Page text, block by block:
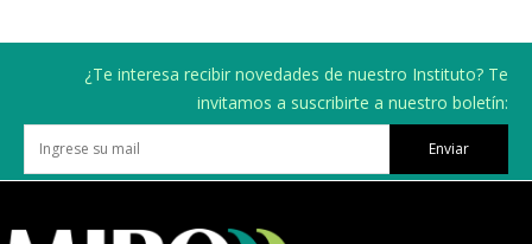
¿Te interesa recibir novedades de nuestro Instituto? Te
invitamos a suscribirte a nuestro boletín:
Enviar